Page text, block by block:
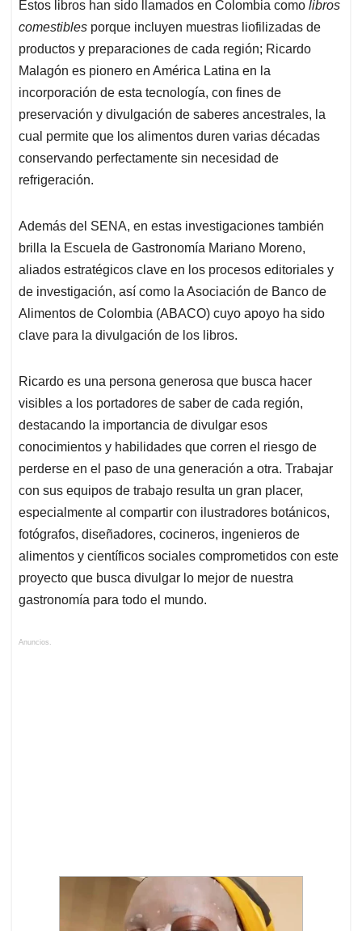
Estos libros han sido llamados en Colombia como libros
comestibles porque incluyen muestras liofilizadas de
productos y preparaciones de cada región; Ricardo
Malagón es pionero en América Latina en la
incorporación de esta tecnología, con fines de
preservación y divulgación de saberes ancestrales, la
cual permite que los alimentos duren varias décadas
conservando perfectamente sin necesidad de
refrigeración.
Además del SENA, en estas investigaciones también
brilla la Escuela de Gastronomía Mariano Moreno,
aliados estratégicos clave en los procesos editoriales y
de investigación, así como la Asociación de Banco de
Alimentos de Colombia (ABACO) cuyo apoyo ha sido
clave para la divulgación de los libros.
Ricardo es una persona generosa que busca hacer
visibles a los portadores de saber de cada región,
destacando la importancia de divulgar esos
conocimientos y habilidades que corren el riesgo de
perderse en el paso de una generación a otra. Trabajar
con sus equipos de trabajo resulta un gran placer,
especialmente al compartir con ilustradores botánicos,
fotógrafos, diseñadores, cocineros, ingenieros de
alimentos y científicos sociales comprometidos con este
proyecto que busca divulgar lo mejor de nuestra
gastronomía para todo el mundo.
Anuncios.